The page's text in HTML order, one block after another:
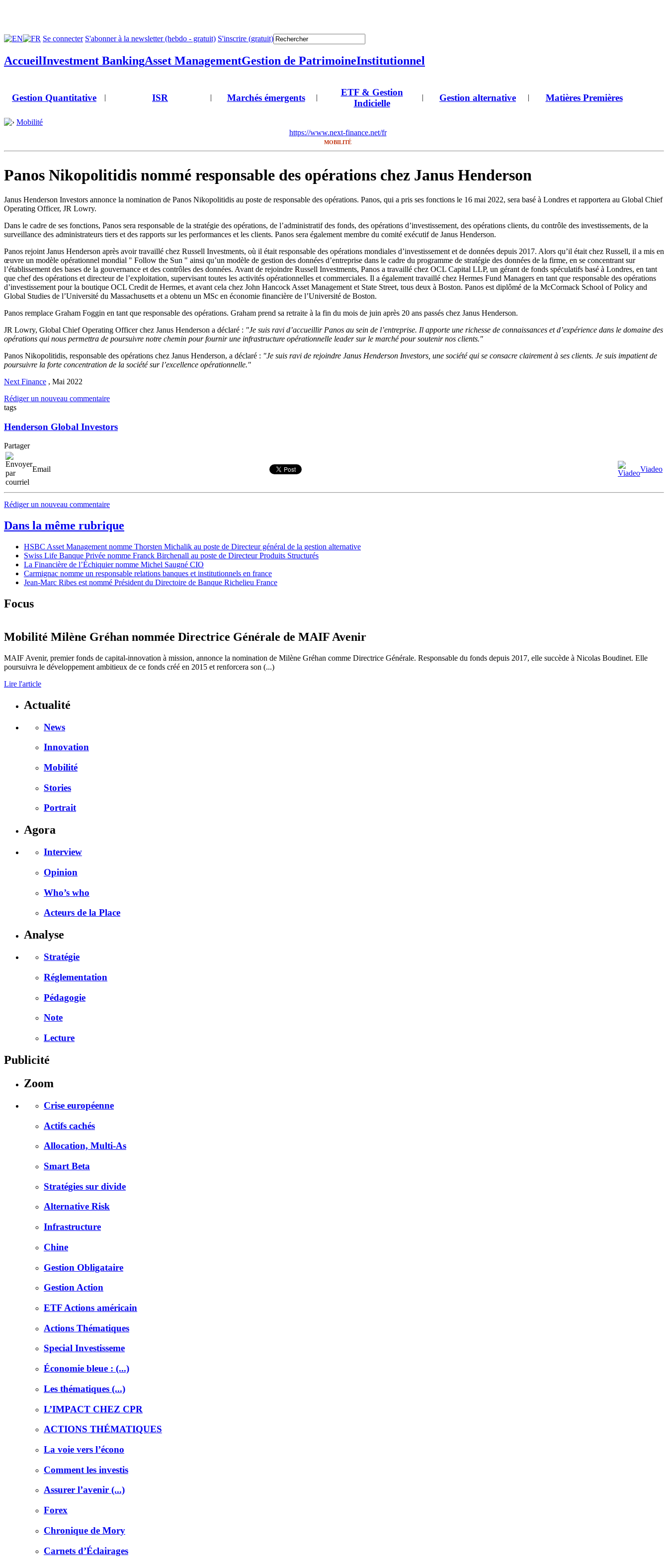
Se connecter S'abonner à la newsletter (hebdo - gratuit) S'inscrire (gratuit)
AccueilInvestment BankingAsset ManagementGestion de PatrimoineInstitutionnel
Gestion Quantitative | ISR | Marchés émergents |
ETF & Gestion
Indicielle
| Gestion alternative | Matières Premières
Mobilité
https://www.next-finance.net/fr
MOBILITÉ
Panos Nikopolitidis nommé responsable des opérations chez Janus Henderson
Janus Henderson Investors annonce la nomination de Panos Nikopolitidis au poste de responsable des opérations. Panos, qui a pris ses fonctions le 16 mai 2022, sera basé à Londres et rapportera au Global Chief
Operating Officer, JR Lowry.
Dans le cadre de ses fonctions, Panos sera responsable de la stratégie des opérations, de l’administratif des fonds, des opérations d’investissement, des opérations clients, du contrôle des investissements, de la
surveillance des administrateurs tiers et des rapports sur les performances et les clients. Panos sera également membre du comité exécutif de Janus Henderson.
Panos rejoint Janus Henderson après avoir travaillé chez Russell Investments, où il était responsable des opérations mondiales d’investissement et de données depuis 2017. Alors qu’il était chez Russell, il a mis en
œuvre un modèle opérationnel mondial " Follow the Sun " ainsi qu’un modèle de gestion des données d’entreprise dans le cadre du programme de stratégie des données de la firme, en se concentrant sur
l’établissement des bases de la gouvernance et des contrôles des données. Avant de rejoindre Russell Investments, Panos a travaillé chez OCL Capital LLP, un gérant de fonds spéculatifs basé à Londres, en tant
que chef des opérations et directeur de l’exploitation, supervisant toutes les activités opérationnelles et commerciales. Il a également travaillé chez Hermes Fund Managers en tant que responsable des opérations
d’investissement pour la boutique OCL Credit de Hermes, et avant cela chez John Hancock Asset Management et State Street, tous deux à Boston. Panos est diplômé de la McCormack School of Policy and
Global Studies de l’Université du Massachusetts et a obtenu un MSc en économie financière de l’Université de Boston.
Panos remplace Graham Foggin en tant que responsable des opérations. Graham prend sa retraite à la fin du mois de juin après 20 ans passés chez Janus Henderson.
JR Lowry, Global Chief Operating Officer chez Janus Henderson a déclaré : "Je suis ravi d’accueillir Panos au sein de l’entreprise. Il apporte une richesse de connaissances et d’expérience dans le domaine des
opérations qui nous permettra de poursuivre notre chemin pour fournir une infrastructure opérationnelle leader sur le marché pour soutenir nos clients."
Panos Nikopolitidis, responsable des opérations chez Janus Henderson, a déclaré : "Je suis ravi de rejoindre Janus Henderson Investors, une société qui se consacre clairement à ses clients. Je suis impatient de
poursuivre la forte concentration de la société sur l’excellence opérationnelle."
Next Finance , Mai 2022
Rédiger un nouveau commentaire
tags
Henderson Global Investors
Partager
Email Viadeo
Rédiger un nouveau commentaire
Dans la même rubrique
HSBC Asset Management nomme Thorsten Michalik au poste de Directeur général de la gestion alternative
Swiss Life Banque Privée nomme Franck Birchenall au poste de Directeur Produits Structurés
La Financière de l’Échiquier nomme Michel Saugné CIO
Carmignac nomme un responsable relations banques et institutionnels en france
Jean-Marc Ribes est nommé Président du Directoire de Banque Richelieu France
Focus
Mobilité Milène Gréhan nommée Directrice Générale de MAIF Avenir
MAIF Avenir, premier fonds de capital-innovation à mission, annonce la nomination de Milène Gréhan comme Directrice Générale. Responsable du fonds depuis 2017, elle succède à Nicolas Boudinet. Elle
poursuivra le développement ambitieux de ce fonds créé en 2015 et renforcera son (...)
Lire l'article
Actualité
News
Innovation
Mobilité
Stories
Portrait
Agora
Interview
Opinion
Who’s who
Acteurs de la Place
Analyse
Stratégie
Réglementation
Pédagogie
Note
Lecture
Publicité
Zoom
Crise européenne
Actifs cachés
Allocation, Multi-As
Smart Beta
Stratégies sur divide
Alternative Risk
Infrastructure
Chine
Gestion Obligataire
Gestion Action
ETF Actions américain
Actions Thématiques
Special Investisseme
Économie bleue : (...)
Les thématiques (...)
L’IMPACT CHEZ CPR
ACTIONS THÉMATIQUES
La voie vers l’écono
Comment les investis
Assurer l’avenir (...)
Forex
Chronique de Mory
Carnets d’Éclairages